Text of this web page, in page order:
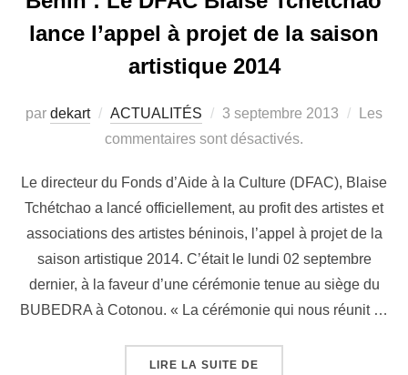
lance l’appel à projet de la saison
artistique 2014
par dekart ACTUALITÉS 3 septembre 2013
Les
commentaires sont désactivés.
Le directeur du Fonds d’Aide à la Culture (DFAC), Blaise
Tchétchao a lancé officiellement, au profit des artistes et
associations des artistes béninois, l’appel à projet de la
saison artistique 2014. C’était le lundi 02 septembre
dernier, à la faveur d’une cérémonie tenue au siège du
BUBEDRA à Cotonou. « La cérémonie qui nous réunit …
LIRE LA SUITE DE